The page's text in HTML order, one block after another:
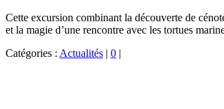
Cette excursion combinant la découverte de
et la magie d’une rencontre avec les tortues
Catégories : Actualités | 0 |